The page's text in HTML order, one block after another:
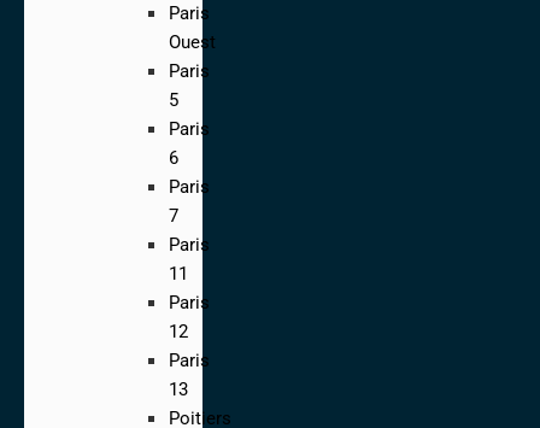
Paris
Ouest
Paris
5
Paris
6
Paris
7
Paris
11
Paris
12
Paris
13
Poitiers